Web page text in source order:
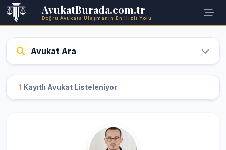
AvukatBurada.com.tr
Doğru Avukata Ulaşmanın En Hızlı Yolu
Avukat Ara
1 Kayıtlı Avukat Listeleniyor